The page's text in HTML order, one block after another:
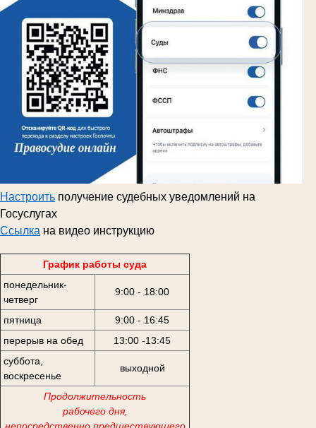
Настроить получение судебных уведомлений на
Госуслугах
Ссылка на видео инструкцию
График работы суда
понедельник-
четверг
9:00 - 18:00
пятница
9:00 - 16:45
перерыв на обед
13:00 -13:45
суббота,
воскресенье
выходной
Продолжительность
рабочего дня,
непосредственно предшествующего